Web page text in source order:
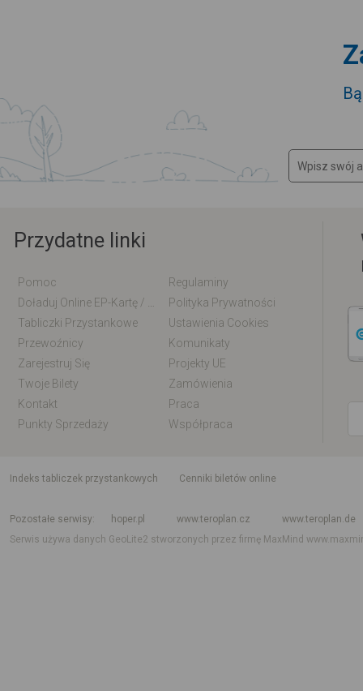
Przydatne linki
Pomoc
Regulaminy
Polityka Prywatności
Tabliczki Przystankowe
Ustawienia Cookies
Przewoźnicy
Komunikaty
Zarejestruj Się
Projekty UE
Twoje Bilety
Zamówienia
Kontakt
Praca
Punkty Sprzedaży
Współpraca
indeks tabliczek przystankowych
Cenniki biletów online
Pozostałe serwisy
hoper.pl www.teroplan.cz
www.teroplan.de
Serwis używa danych GeoLite2 stworzonych przez firmę MaxMind